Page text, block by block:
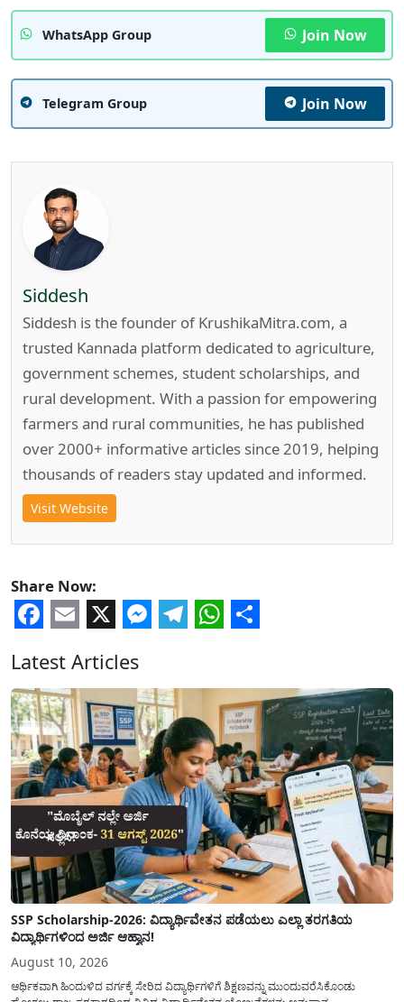
WhatsApp Group Join Now
Telegram Group Join Now
Siddesh
Siddesh is the founder of KrushikaMitra.com, a
trusted Kannada platform dedicated to agriculture,
government schemes, student scholarships, and
rural development. With a passion for empowering
farmers and rural communities, he has published
over 2000+ informative articles since 2019, helping
thousands of readers stay updated and informed.
Visit Website
Share Now:
Latest Articles
SSP Scholarship-2026: ವಿದ್ಯಾರ್ಥಿವೇತನ ಪಡೆಯಲು ಎಲ್ಲಾ ತರಗತಿಯ
ವಿದ್ಯಾರ್ಥಿಗಳಿಂದ ಅರ್ಜಿ ಆಹ್ವಾನ!
August 10, 2026
ಆರ್ಥಿಕವಾಗಿ ಹಿಂದುಳಿದ ವರ್ಗಕ್ಕೆ ಸೇರಿದ ವಿದ್ಯಾರ್ಥಿಗಳಿಗೆ ಶಿಕ್ಷಣವನ್ನು ಮುಂದುವರೆಸಿಕೊಂಡು